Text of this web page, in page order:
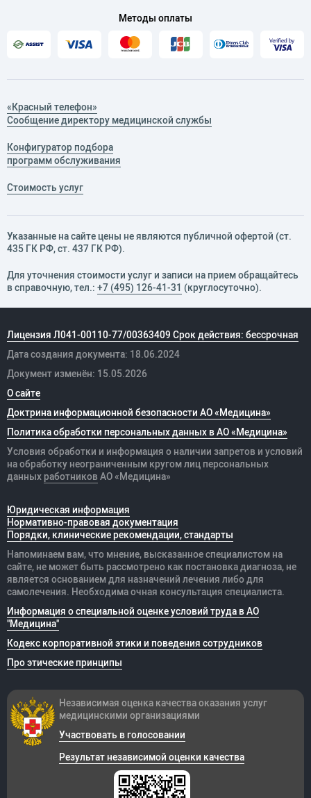
Методы оплаты
«Красный телефон»
Сообщение директору медицинской службы
Конфигуратор подбора
программ обслуживания
Стоимость услуг
Указанные на сайте цены не являются публичной офертой (ст.
435 ГК РФ, cт. 437 ГК РФ).
Для уточнения стоимости услуг и записи на прием обращайтесь
в справочную, тел.: +7 (495) 126-41-31 (круглосуточно).
Лицензия Л041-00110-77/00363409 Срок действия: бессрочная
Дата создания документа: 18.06.2024
Документ изменён: 15.05.2026
О сайте
Доктрина информационной безопасности АО «Медицина»
Политика обработки персональных данных в АО «Медицина»
Условия обработки и информация о наличии запретов и условий
на обработку неограниченным кругом лиц персональных
данных работников АО «Медицина»
Юридическая информация
Нормативно-правовая документация
Порядки, клинические рекомендации, стандарты
Напоминаем вам, что мнение, высказанное специалистом на
сайте, не может быть рассмотрено как постановка диагноза, не
является основанием для назначений лечения либо для
самолечения. Необходима очная консультация специалиста.
Информация о специальной оценке условий труда в АО
"Медицина"
Кодекс корпоративной этики и поведения сотрудников
Про этические принципы
Независимая оценка качества оказания услуг
медицинскими организациями
Участвовать в голосовании
Результат независимой оценки качества